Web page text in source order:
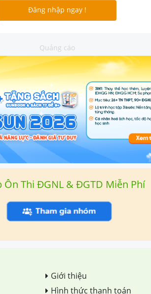
Đăng nhập ngay !
Quảng cáo
Ôn Thi ĐGNL & ĐGTD Miễn Phí
Giới thiệu
Hình thức thanh toán